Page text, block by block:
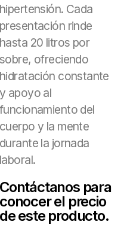
hipertensión. Cada
presentación rinde
hasta 20 litros por
sobre, ofreciendo
hidratación constante
y apoyo al
funcionamiento del
cuerpo y la mente
durante la jornada
laboral.
Contáctanos para
conocer el precio
de este producto.